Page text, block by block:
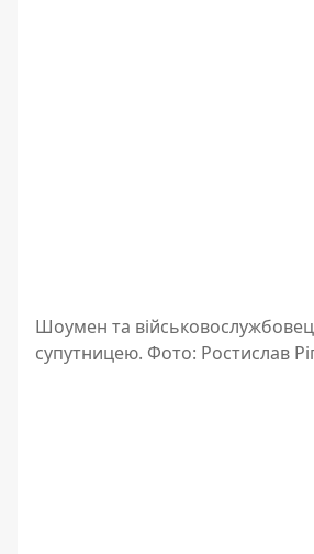
Шоумен та
супутницею. Фото: Ростислав